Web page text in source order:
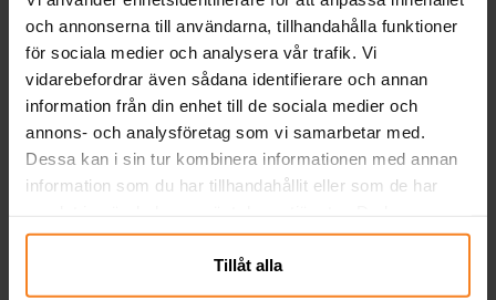
och annonserna till användarna, tillhandahålla funktioner
för sociala medier och analysera vår trafik. Vi
vidarebefordrar även sådana identifierare och annan
information från din enhet till de sociala medier och
annons- och analysföretag som vi samarbetar med.
Dessa kan i sin tur kombinera informationen med annan
information som du har tillhandahållit eller som de har
närsomhelst ändra ditt samtycke.
Tillåt alla
Ballonger - Gula 10-
pack
Pris 29,00 kr
29,00 kr
Dinosaurie -
Pappmuggar 10-pack
Pris 39,00 kr
39,00 kr